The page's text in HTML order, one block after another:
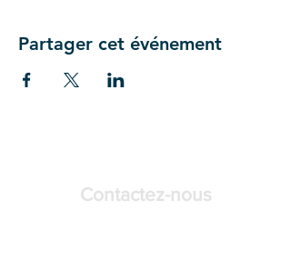
Partager cet événement
Contactez-nous